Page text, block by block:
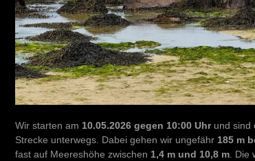
Wir starten am 10.05.2026 gegen 10:00 Uhrund sind
Strecke unterwegs. Dabei gehen wir ungefähr 185 m
fast auf Meereshöhe zwischen 1,4 m und 10,8 m. Die